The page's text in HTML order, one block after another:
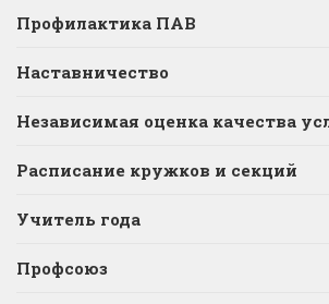
Профилактика ПАВ
Наставничество
Независимая оценка качества
Расписание кружков и секций
Учитель года
Профсоюз